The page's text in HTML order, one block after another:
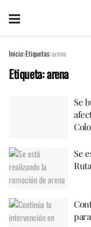
Inicio Etiquetas arena
Etiqueta:arena
Se
Se